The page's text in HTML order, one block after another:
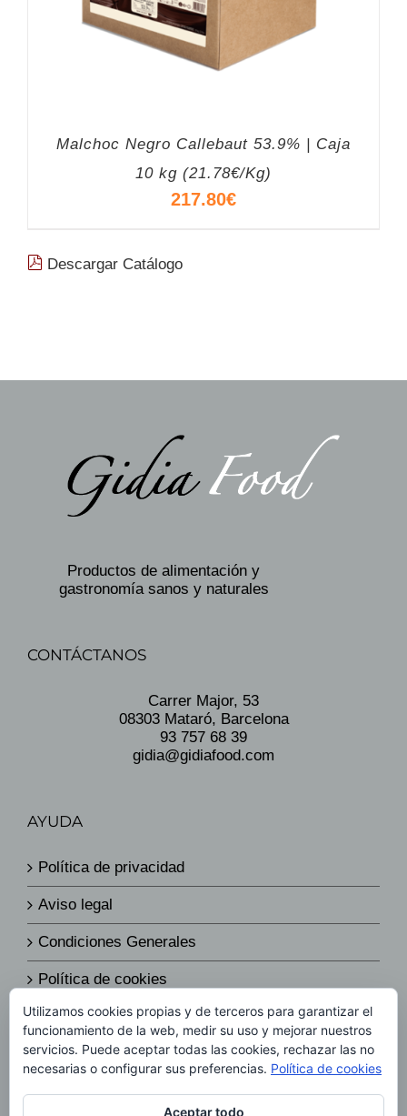
Malchoc Negro Callebaut 53.9% | Caja
10 kg (21.78€/Kg)
217.80€
Descargar Catálogo
Productos de alimentación y
gastronomía sanos y naturales
CONTÁCTANOS
Carrer Major, 53
08303 Mataró, Barcelona
93 757 68 39
gidia@gidiafood.com
AYUDA
Política de privacidad
Aviso legal
Condiciones Generales
Política de cookies
Política de envíos y devoluciones
Política de precios
Utilizamos cookies propias y de terceros para garantizar el
funcionamiento de la web, medir su uso y mejorar nuestros
servicios. Puede aceptar todas las cookies, rechazar las no
necesarias o configurar sus preferencias. Política de cookies
Aceptar todo